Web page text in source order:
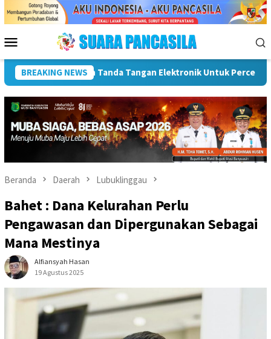
Menu
Mobile
BREAKING NEWS
SPBE Dorong UMKM Naik Kelas, Ratu Dewa Tekankan
Beranda Daerah Lubuklinggau
Bahet : Dana Kelurahan Perlu
Pengawasan dan Dipergunakan Sebagai
Mana Mestinya
Alfiansyah Hasan
19 Agustus 2025